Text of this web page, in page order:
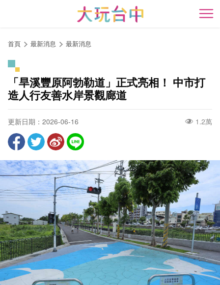
開
首頁 最新消息 最新消息
「旱溪豐原阿勃勒道」正式亮相！ 中市打
造人行友善水岸景觀廊道
更新日期：2026-06-16 1.2萬